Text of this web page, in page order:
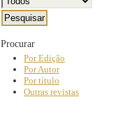
Procurar
Por Edição
Por Autor
Por título
Outras revistas